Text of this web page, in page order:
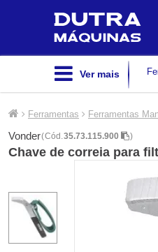
Ver mais
Ferramentas Ferramentas
Vonder(Cód. 35.73.115.900 )
Chave de correia para